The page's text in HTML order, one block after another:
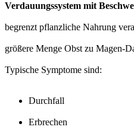
Verdauungssystem mit
begrenzt pflanzliche Nahrung
größere Menge Obst zu Magen-
Typische Symptome sind:
Durchfall
Erbrechen